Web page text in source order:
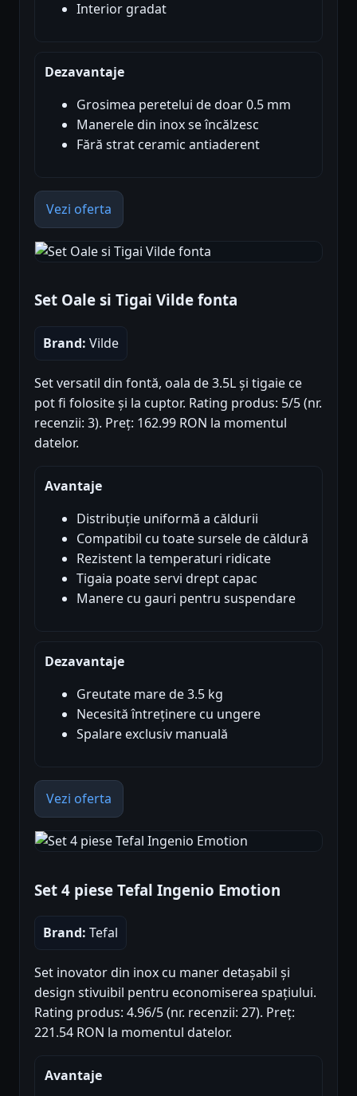
Interior gradat
Dezavantaje
Grosimea peretelui de doar 0.5 mm
Manerele din inox se încălzesc
Fără strat ceramic antiaderent
Vezi oferta
Set Oale si Tigai Vilde fonta
Brand: Vilde
Set versatil din fontă, oala de 3.5L și tigaie ce
pot fi folosite și la cuptor. Rating produs: 5/5 (nr.
recenzii: 3). Preț: 162.99 RON la momentul
datelor.
Avantaje
Distribuție uniformă a căldurii
Compatibil cu toate sursele de căldură
Rezistent la temperaturi ridicate
Tigaia poate servi drept capac
Manere cu gauri pentru suspendare
Dezavantaje
Greutate mare de 3.5 kg
Necesită întreținere cu ungere
Spalare exclusiv manuală
Vezi oferta
Set 4 piese Tefal Ingenio Emotion
Brand: Tefal
Set inovator din inox cu maner detașabil și
design stivuibil pentru economiserea spațiului.
Rating produs: 4.96/5 (nr. recenzii: 27). Preț:
221.54 RON la momentul datelor.
Avantaje